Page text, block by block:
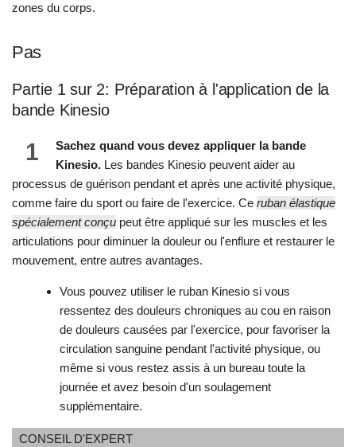
zones du corps.
Pas
Partie 1 sur 2: Préparation à l'application de la
bande Kinesio
1
Sachez quand vous devez appliquer la bande
Kinesio. Les bandes Kinesio peuvent aider au
processus de guérison pendant et après une activité physique,
comme faire du sport ou faire de l'exercice. Ce ruban élastique
spécialement conçu peut être appliqué sur les muscles et les
articulations pour diminuer la douleur ou l'enflure et restaurer le
mouvement, entre autres avantages.
Vous pouvez utiliser le ruban Kinesio si vous
ressentez des douleurs chroniques au cou en raison
de douleurs causées par l'exercice, pour favoriser la
circulation sanguine pendant l'activité physique, ou
même si vous restez assis à un bureau toute la
journée et avez besoin d'un soulagement
supplémentaire.
CONSEIL D'EXPERT